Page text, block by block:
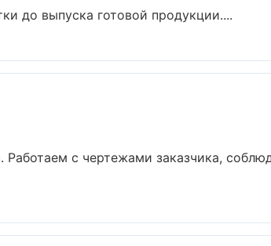
до выпуска готовой продукции....
с чертежами заказчика,